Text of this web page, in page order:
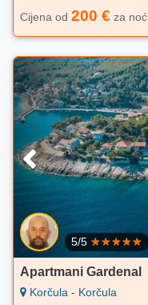
Cijena od 200 € za noć
5/5
Apartmani Gardenal
Korčula - Korčula